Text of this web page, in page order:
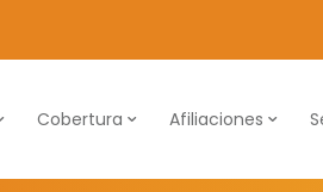
Cobertura Afiliaciones